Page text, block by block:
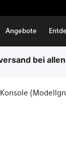
Angebote
bei